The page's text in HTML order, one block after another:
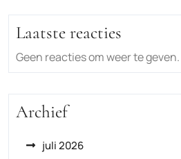
Laatste reacties
Geen reacties om weer te geven.
Archief
juli 2026